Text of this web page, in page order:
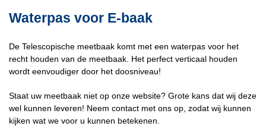
Waterpas voor E-baak
De Telescopische meetbaak komt met een waterpas voor het
recht houden van de meetbaak. Het perfect verticaal houden
wordt eenvoudiger door het doosniveau!
Staat uw meetbaak niet op onze website? Grote kans dat wij deze
wel kunnen leveren! Neem contact met ons op, zodat wij kunnen
kijken wat we voor u kunnen betekenen.